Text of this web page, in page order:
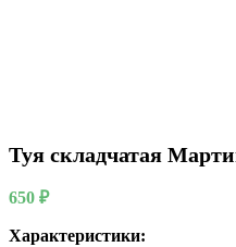
Туя складчатая
650 ₽
Характеристики: